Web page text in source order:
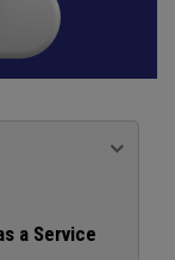
a Service